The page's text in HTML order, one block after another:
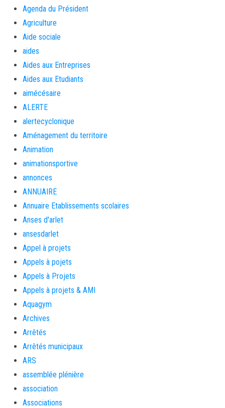
Agenda du Président
Agriculture
Aide sociale
aides
Aides aux Entreprises
Aides aux Etudiants
aimécésaire
ALERTE
alertecyclonique
Aménagement du territoire
Animation
animationsportive
annonces
ANNUAIRE
Annuaire Etablissements scolaires
Anses d'arlet
ansesdarlet
Appel à projets
Appels à pojets
Appels à Projets
Appels à projets & AMI
Aquagym
Archives
Arrêtés
Arrêtés municipaux
ARS
assemblée plénière
association
Associations